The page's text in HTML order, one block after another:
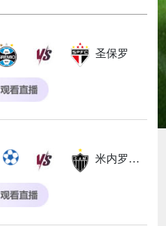
圣保罗
米内罗竞技